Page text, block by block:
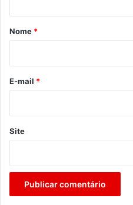
r
*
Nome *
E-mail *
Site